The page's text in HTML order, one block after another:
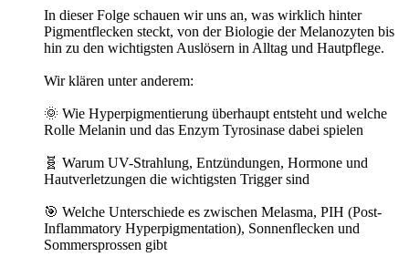
In dieser Folge schauen wir uns an, was wirklich hinter
Pigmentflecken steckt, von der Biologie der Melanozyten bis
hin zu den wichtigsten Auslösern in Alltag und Hautpflege.
Wir klären unter anderem:
🌞 Wie Hyperpigmentierung überhaupt entsteht und welche
Rolle Melanin und das Enzym Tyrosinase dabei spielen
🧬 Warum UV-Strahlung, Entzündungen, Hormone und
Hautverletzungen die wichtigsten Trigger sind
🎯 Welche Unterschiede es zwischen Melasma, PIH (Post-
Inflammatory Hyperpigmentation), Sonnenflecken und
Sommersprossen gibt